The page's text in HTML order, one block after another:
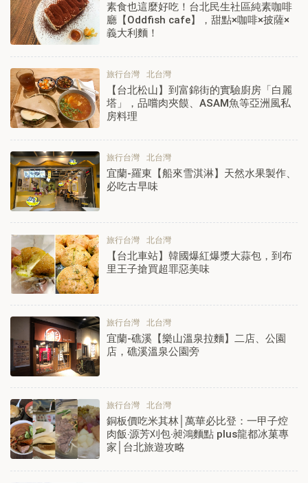
素食也這麼好吃！台北民生社區純素咖啡
廳【Oddfish cafe】，甜點×咖啡×披薩×
義大利麵！
旅行台灣 北台灣
【台北松山】到富錦街的實驗廚房「白麗
塔」，品嚐肉夾饃、ASAM魚等亞洲風私
房料理
旅行台灣 北台灣
宜蘭-羅東【船來雪淇淋】天然水果製作、
必吃古早味
旅行台灣 北台灣
【台北車站】韓國爆紅爆漿大蒜包，到布
里王子搶買超罪惡美味
旅行台灣 北台灣
宜蘭-礁溪【樂山溫泉拉麵】二店、公園
店，礁溪溫泉公園旁
旅行台灣 北台灣
銅板價吃米其林│萬華必比登：一甲子焢
肉飯‧源芳刈包‧昶鴻麵點 plus龍都冰菓專
家│台北旅遊攻略